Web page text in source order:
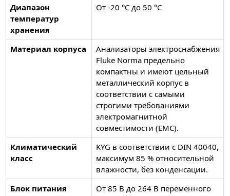
Диапазон
температур
хранения
От -20 °C до 50 °C
Материал корпуса
Анализаторы электроснабжения
Fluke Norma предельно
компактны и имеют цельный
металлический корпус в
соответствии с самыми
строгими требованиями
электромагнитной
совместимости (EMC).
Климатический
класс
KYG в соответствии с DIN 40040,
максимум 85 % относительной
влажности, без конденсации.
Блок питания
От 85 В до 264 В переменного